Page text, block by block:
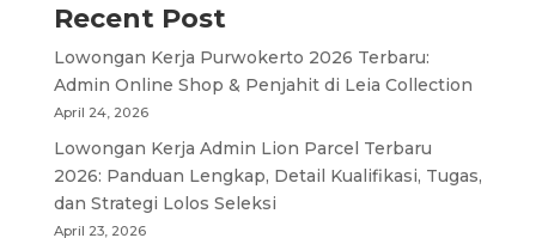
Recent Post
Lowongan Kerja Purwokerto 2026 Terbaru:
Admin Online Shop & Penjahit di Leia Collection
April 24, 2026
Lowongan Kerja Admin Lion Parcel Terbaru
2026: Panduan Lengkap, Detail Kualifikasi, Tugas,
dan Strategi Lolos Seleksi
April 23, 2026